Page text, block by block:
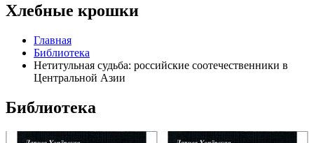
Хлебные крошки
Главная
Библиотека
Нетитульная судьба: российские соотечественники в
Центральной Азии
Библиотека